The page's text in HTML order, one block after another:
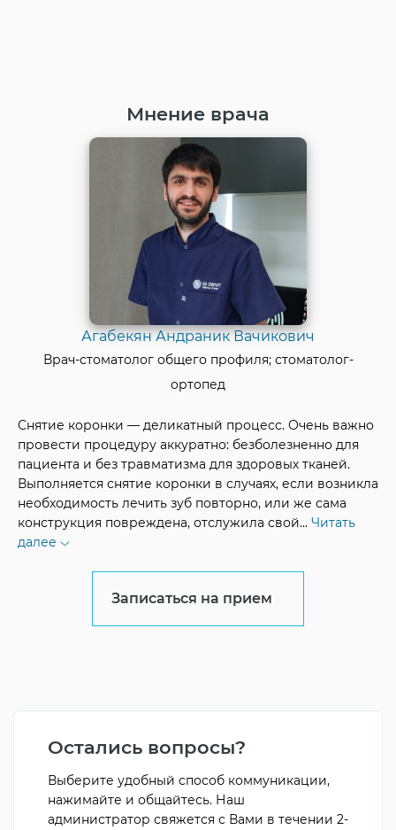
Мнение врача
Агабекян Андраник Вачикович
Врач-стоматолог общего профиля; стоматолог-
ортопед
Снятие коронки — деликатный процесс. Очень важно
провести процедуру аккуратно: безболезненно для
пациента и без травматизма для здоровых тканей.
Выполняется снятие коронки в случаях, если возникла
необходимость лечить зуб повторно, или же сама
конструкция повреждена, отслужила свой... Читать
далее
Записаться на прием
Остались вопросы?
Выберите удобный способ коммуникации,
нажимайте и общайтесь. Наш
администратор свяжется с Вами в течении 2-